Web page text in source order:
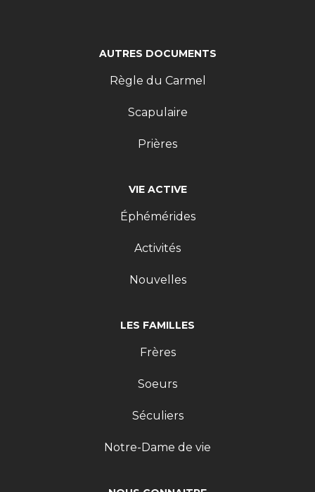
LES FAMILLES
Frères
Soeurs
Séculiers
Notre-Dame de vie
VIE ACTIVE
Éphémérides
Activités
Nouvelles
AUTRES DOCUMENTS
Règle du Carmel
Scapulaire
Prières